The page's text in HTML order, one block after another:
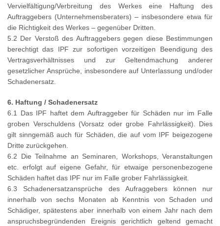
Vervielfältigung/Verbreitung des Werkes eine Haftung des
Auftraggebers (Unternehmensberaters) – insbesondere etwa für
die Richtigkeit des Werkes – gegenüber Dritten.
5.2 Der Verstoß des Auftraggebers gegen diese Bestimmungen
berechtigt das IPF zur sofortigen vorzeitigen Beendigung des
Vertragsverhältnisses und zur Geltendmachung anderer
gesetzlicher Ansprüche, insbesondere auf Unterlassung und/oder
Schadenersatz.
6. Haftung / Schadenersatz
6.1 Das IPF haftet dem Auftraggeber für Schäden nur im Falle
groben Verschuldens (Vorsatz oder grobe Fahrlässigkeit). Dies
gilt sinngemäß auch für Schäden, die auf vom IPF beigezogene
Dritte zurückgehen.
6.2 Die Teilnahme an Seminaren, Workshops, Veranstaltungen
etc. erfolgt auf eigene Gefahr, für etwaige personenbezogene
Schäden haftet das IPF nur im Falle grober Fahrlässigkeit.
6.3 Schadenersatzansprüche des Aufraggebers können nur
innerhalb von sechs Monaten ab Kenntnis von Schaden und
Schädiger, spätestens aber innerhalb von einem Jahr nach dem
anspruchsbegründenden Ereignis gerichtlich geltend gemacht